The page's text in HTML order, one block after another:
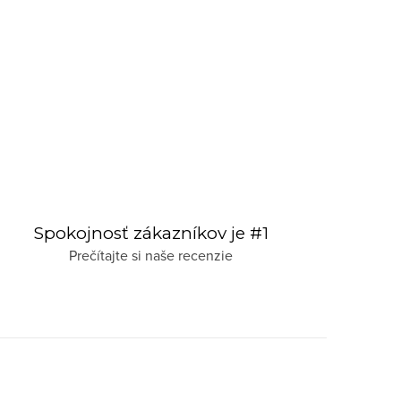
Spokojnosť zákazníkov je #1
Prečítajte si naše recenzie